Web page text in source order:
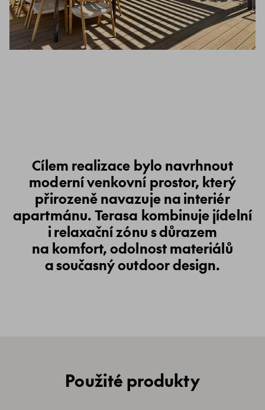
Cílem realizace bylo navrhnout
moderní venkovní prostor, který
přirozeně navazuje na interiér
apartmánu. Terasa kombinuje jídelní
i relaxační zónu s důrazem
na komfort, odolnost materiálů
a současný outdoor design.
Použité produkty